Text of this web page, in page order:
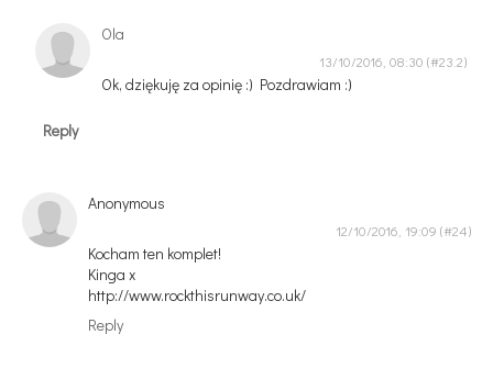
Ola
13/10/2016, 08:30
Ok, dziękuję za opinię :) Pozdrawiam :)
Reply
Anonymous
12/10/2016, 19:09
Kocham ten komplet!
Kinga x
http://www.rockthisrunway.co.uk/
Reply